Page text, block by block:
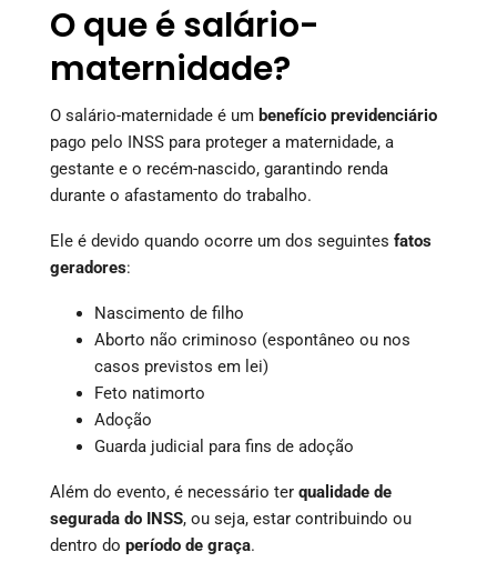
O que é salário-
maternidade?
O salário-maternidade é um benefício previdenciário
pago pelo INSS para proteger a maternidade, a
gestante e o recém-nascido, garantindo renda
durante o afastamento do trabalho.
Ele é devido quando ocorre um dos seguintes fatos
geradores:
Nascimento de filho
Aborto não criminoso (espontâneo ou nos
casos previstos em lei)
Feto natimorto
Adoção
Guarda judicial para fins de adoção
Além do evento, é necessário ter qualidade de
segurada do INSS, ou seja, estar contribuindo ou
dentro do período de graça.